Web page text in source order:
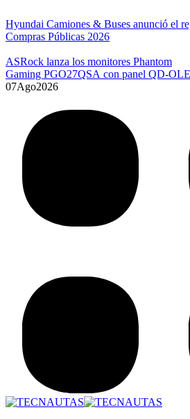
Hyundai Camiones & Buses anunció el
Compras Públicas 2026
ASRock lanza los monitores Phantom
Gaming PGO27QSA con panel QD-
07Ago2026